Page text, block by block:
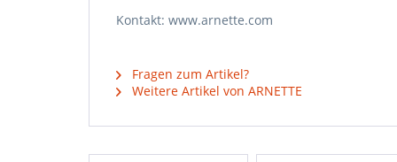
Kontakt: www.arnette.com
Fragen zum Artikel?
Weitere Artikel von ARNETTE